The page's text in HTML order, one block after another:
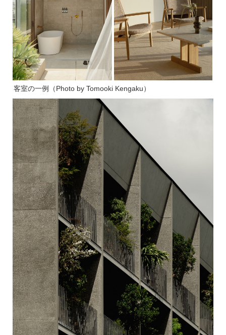
客室の一例（Photo by Tomooki Kengaku）